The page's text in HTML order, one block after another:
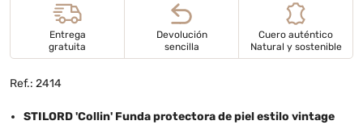
Entrega
gratuita
Devolución
sencilla
Cuero auténtico
Natural y sostenible
Ref.: 2414
STILORD 'Collin' Funda protectora de piel estilo vintage